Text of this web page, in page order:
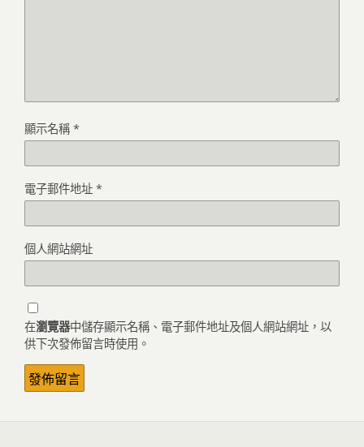
顯示名稱 *
電子郵件地址 *
個人網站網址
在瀏覽器中儲存顯示名稱、電子郵件地址及個人網站網址，以
供下次發佈留言時使用。